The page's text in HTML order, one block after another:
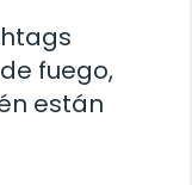
fuego,
están